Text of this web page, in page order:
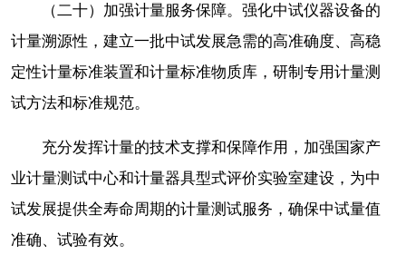
（二十）加强计量服务保障。强化中试仪器设备的
计量溯源性，建立一批中试发展急需的高准确度、高稳
定性计量标准装置和计量标准物质库，研制专用计量测
试方法和标准规范。
充分发挥计量的技术支撑和保障作用，加强国家产
业计量测试中心和计量器具型式评价实验室建设，为中
试发展提供全寿命周期的计量测试服务，确保中试量值
准确、试验有效。